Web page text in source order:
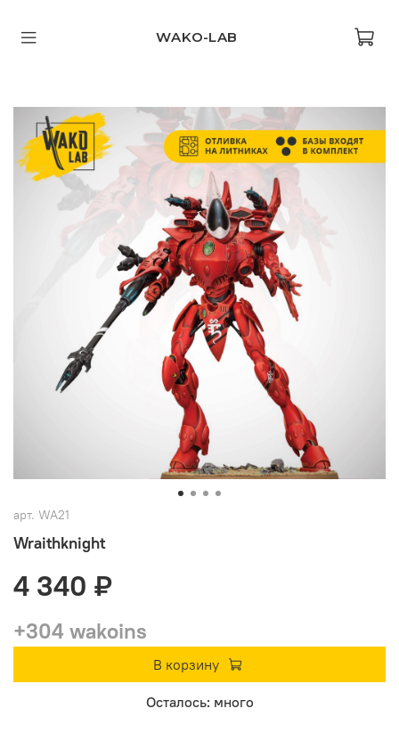
WAKO-LAB
арт. WA21
Wraithknight
4 340 ₽
+304 wakoins
В корзину
Осталось: много